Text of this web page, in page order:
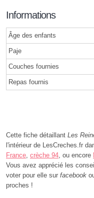
Informations
Âge des enfants
Paje
Couches fournies
Repas fournis
Cette fiche détaillant Les
l'intérieur de LesCreches.fr
France crèche 94 , ou encore
Vous avez apprécié les
voter pour elle sur facebook
proches !